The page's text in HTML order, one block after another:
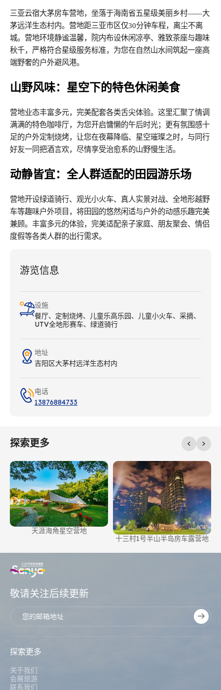
三亚云宿大茅房车营地，坐落于海南省五星级美丽乡村——大
茅远洋生态村内。营地距三亚市区仅30分钟车程，离尘不离
城。营地环境静谧温馨，院内布设休闲凉亭、雅致茶座与趣味
秋千，严格符合星级服务标准，为您在自然山水间筑起一座高
端野奢的户外避风港。
山野风味：星空下的特色休闲美食
营地业态丰富多元，完美配套各类舌尖体验。这里汇聚了情调
满满的特色咖啡厅，为您开启慵懒的午后时光；更有氛围感十
足的户外定制烧烤，让您在夜幕降临、星空璀璨之时，与同行
好友一同把酒言欢，尽情享受治愈系的山野慢生活。
动静皆宜：全人群适配的田园游乐场
营地开设绿道骑行、观光小火车、真人实景对战、全地形越野
车等趣味户外项目，将田园的悠然闲适与户外的动感乐趣完美
兼顾。丰富多元的体验，完美适配亲子家庭、朋友聚会、情侣
度假等各类人群的出行需求。
游览信息
设施
餐厅、定制烧烤、儿童乐高乐园、儿童小火车、采摘、
UTV全地形赛车、绿道骑行
地址
吉阳区大茅村远洋生态村内
电话
13876884733
探索更多
天涯海角星空营地
十三村1号半山半岛房车露营地
敬请关注后续更新
探索更多
关于我们
会展旅游
联系我们